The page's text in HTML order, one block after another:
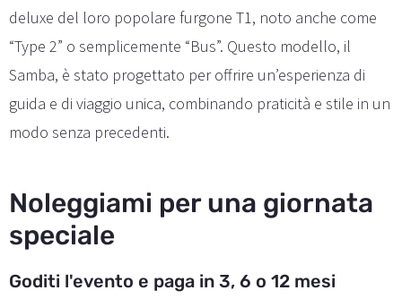
deluxe del loro popolare furgone T1, noto anche come
“Type 2” o semplicemente “Bus”. Questo modello, il
Samba, è stato progettato per offrire un’esperienza di
guida e di viaggio unica, combinando praticità e stile in un
modo senza precedenti.
Noleggiami per una giornata
speciale
Goditi l'evento e paga in 3, 6 o 12 mesi